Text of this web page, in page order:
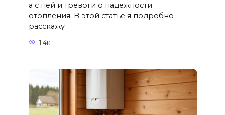
а с ней и тревоги о надежности
отопления. В этой статье я подробно
расскажу
1.4к.